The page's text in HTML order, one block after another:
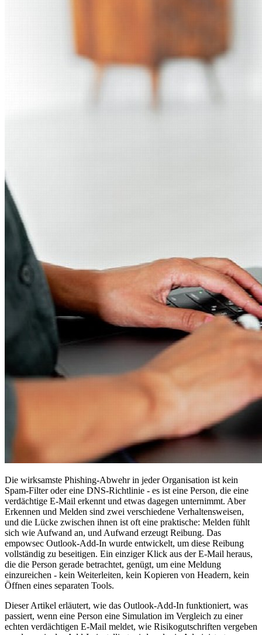
Die wirksamste Phishing-Abwehr in jeder Organisation ist kein
Spam-Filter oder eine DNS-Richtlinie - es ist eine Person, die eine
verdächtige E-Mail erkennt und etwas dagegen unternimmt. Aber
Erkennen und Melden sind zwei verschiedene Verhaltensweisen,
und die Lücke zwischen ihnen ist oft eine praktische: Melden fühlt
sich wie Aufwand an, und Aufwand erzeugt Reibung. Das
empowsec Outlook-Add-In wurde entwickelt, um diese Reibung
vollständig zu beseitigen. Ein einziger Klick aus der E-Mail heraus,
die die Person gerade betrachtet, genügt, um eine Meldung
einzureichen - kein Weiterleiten, kein Kopieren von Headern, kein
Öffnen eines separaten Tools.
Dieser Artikel erläutert, wie das Outlook-Add-In funktioniert, was
passiert, wenn eine Person eine Simulation im Vergleich zu einer
echten verdächtigen E-Mail meldet, wie Risikogutschriften vergeben